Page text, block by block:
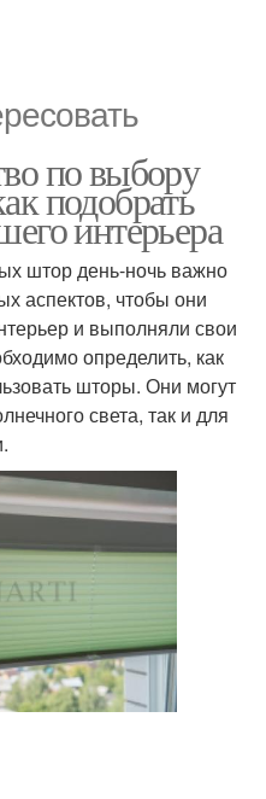
по выбору
подобрать
интерьера
штор день-ночь важно
аспектов, чтобы они
и выполняли свои
определить, как
шторы. Они могут
света, так и для